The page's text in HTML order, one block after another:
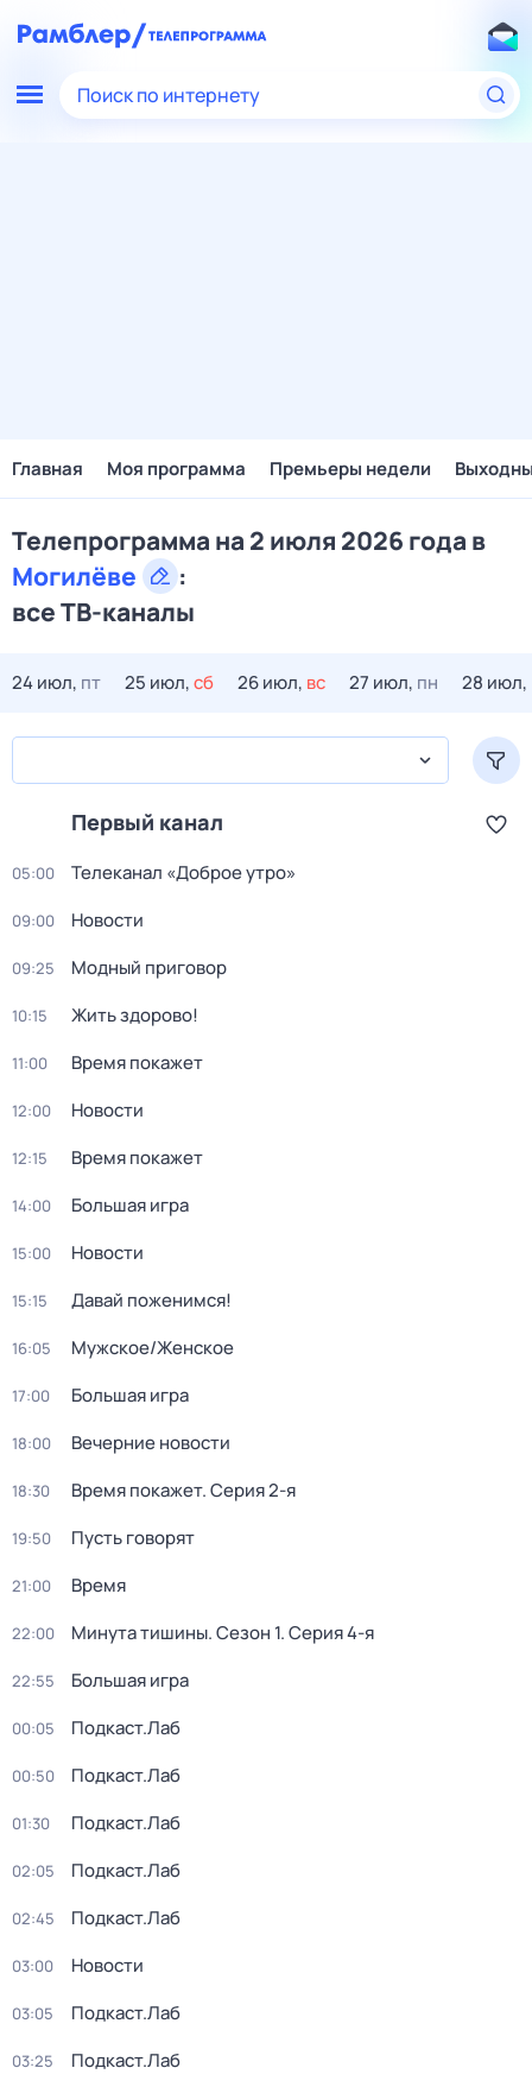
Поиск по интернету
Главная Моя программа Премьеры недели
Телепрограмма на 2 июля 2026 года в
Могилёве
:
все ТВ-каналы
24 июл, пт 25 июл,сб 26 июл, вс 27 июл, пн 28 июл,
Первый канал
05:00 Телеканал «Доброе утро»
09:00 Новости
09:25 Модный приговор
10:15 Жить здорово!
11:00 Время покажет
12:00 Новости
12:15 Время покажет
14:00 Большая игра
15:00 Новости
15:15 Давай поженимся!
16:05 Мужское/Женское
17:00 Большая игра
18:00 Вечерние новости
18:30 Время покажет. Серия 2-я
19:50 Пусть говорят
21:00 Время
22:00 Минута тишины. Сезон 1. Серия 4-я
22:55 Большая игра
00:05 Подкаст.Лаб
00:50 Подкаст.Лаб
01:30 Подкаст.Лаб
02:05 Подкаст.Лаб
02:45 Подкаст.Лаб
03:00 Новости
03:05 Подкаст.Лаб
03:25 Подкаст.Лаб